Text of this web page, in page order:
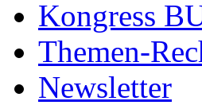
Kongress
Themen-
Newsletter